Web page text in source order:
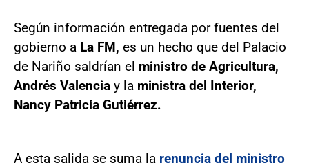
Según información entregada por fuentes del
gobierno a La FM, es un hecho que del Palacio
de Nariño saldrían el ministro de Agricultura,
Andrés Valencia y la ministra del Interior,
Nancy Patricia Gutiérrez.
A esta salida se suma la renuncia del ministro